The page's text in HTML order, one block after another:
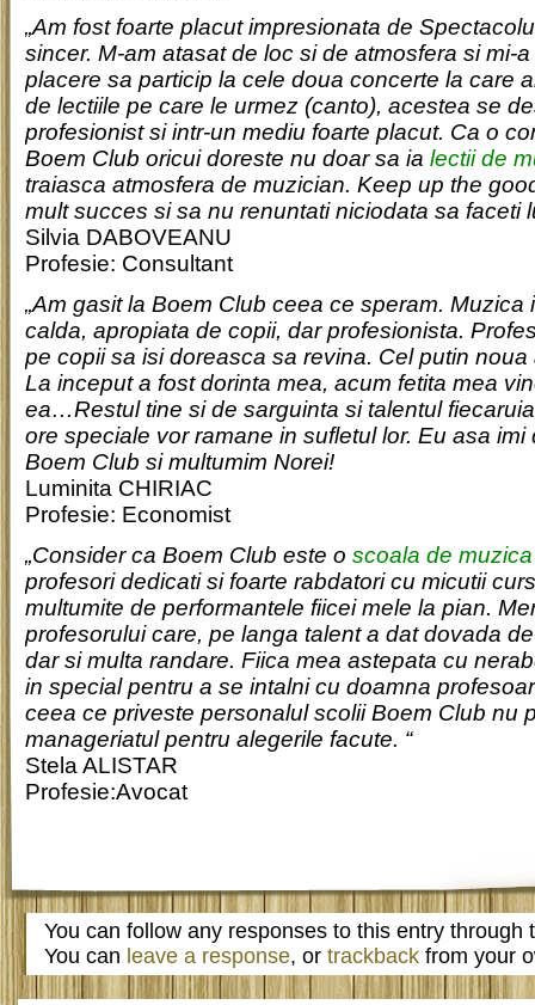
„Am fost foarte placut impresionata de
sincer. M-am atasat de loc si de atmosfera si mi-
placere sa particip la cele doua concerte la care
de lectiile pe care le urmez (canto), acestea se
profesionist si intr-un mediu foarte placut. Ca o
Boem Club oricui doreste nu doar sa ia lectii de
traiasca atmosfera de muzician. Keep up the
mult succes si sa nu renuntati niciodata sa faceti
Silvia DABOVEANU
Profesie: Consultant
„Am gasit la Boem Club ceea ce speram. Muzica
calda, apropiata de copii, dar profesionista.
pe copii sa isi doreasca sa revina. Cel putin
La inceput a fost dorinta mea, acum fetita mea
ea…Restul tine si de sarguinta si talentul
ore speciale vor ramane in sufletul lor. Eu asa imi
Boem Club si multumim Norei!
Luminita CHIRIAC
Profesie: Economist
„Consider ca Boem Club este o scoala de muzica
profesori dedicati si foarte rabdatori cu micutii
multumite de performantele fiicei mele la pian.
profesorului care, pe langa talent a dat dovada
dar si multa randare. Fiica mea astepata cu
in special pentru a se intalni cu doamna
ceea ce priveste personalul scolii Boem Club nu
manageriatul pentru alegerile facute. “
Stela ALISTAR
Profesie:Avocat
You can follow any responses to this entry through
You can leave a response, or trackback from your